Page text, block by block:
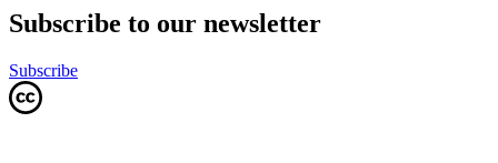
Subscribe to our newsletter
Subscribe